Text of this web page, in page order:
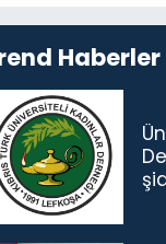
Haberler